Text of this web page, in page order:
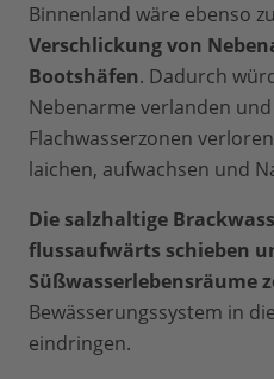
Binnenland wäre ebenso
Verschlickung von
Bootshäfen. Dadurch
Nebenarme verlanden
Flachwasserzonen
laichen, aufwachsen und
Die salzhaltige
flussaufwärts schieben
Süßwasserlebensräume
Bewässerungssystem in
eindringen.